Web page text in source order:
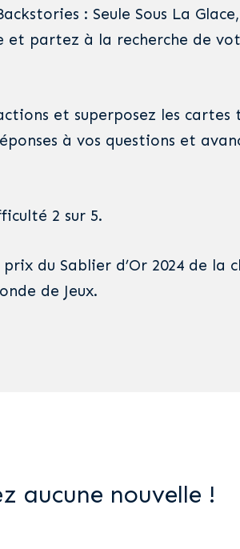
: Seule Sous La
et partez à la recherche de
et superposez les cartes
à vos questions et
2 sur 5.
du Sablier d’Or 2024 de la
de Jeux.
aucune nouvelle !